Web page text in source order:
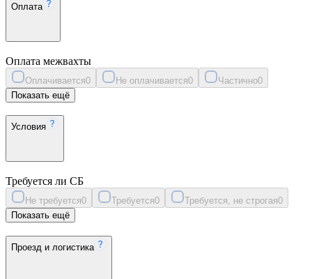
Оплата
Оплата межвахты
Оплачивается0 Не оплачивается0 Частично0
Показать ещё
Условия
Требуется ли СБ
Не требуется0 Требуется0 Требуется, не строгая0
Показать ещё
Проезд и логистика